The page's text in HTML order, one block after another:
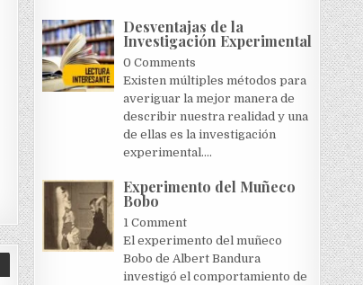
Desventajas de la
Investigación Experimental
0 Comments
Existen múltiples métodos para
averiguar la mejor manera de
describir nuestra realidad y una
de ellas es la investigación
experimental....
Experimento del Muñeco
Bobo
1 Comment
El experimento del muñeco
Bobo de Albert Bandura
investigó el comportamiento de